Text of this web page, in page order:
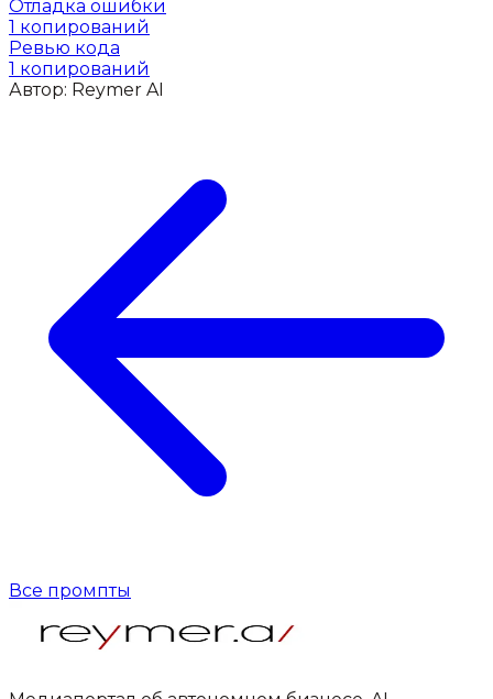
Отладка ошибки
1 копирований
Ревью кода
1 копирований
Автор: Reymer AI
Все промпты